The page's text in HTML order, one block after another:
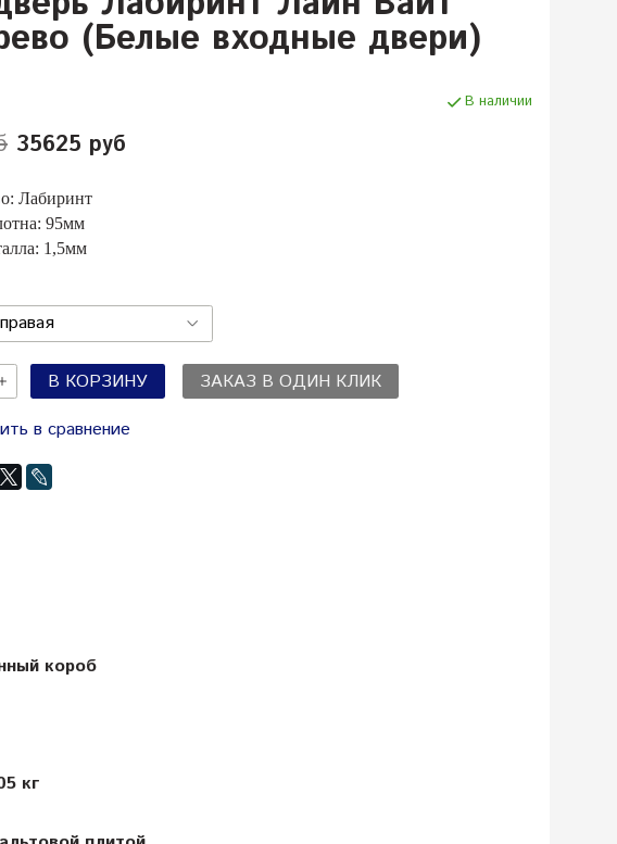
(Белые входные двери)
В наличии
35625 руб
Лабиринт
95мм
1,5мм
В КОРЗИНУ
ЗАКАЗ В ОДИН КЛИК
в сравнение
короб
кг